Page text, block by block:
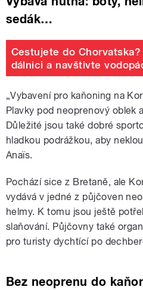
sedák…
Cestujete do
dálnici a navštivte
„Vybavení pro kaňoning na
Plavky pod neoprenový oblek
Důležité jsou také dobré
hladkou podrážkou, aby
Anaïs.
Pochází sice z Bretaně, ale
vydává v jedné z půjčoven
helmy. K tomu jsou ještě
slaňování. Půjčovny také
pro turisty dychtící po
Bez neoprenu do